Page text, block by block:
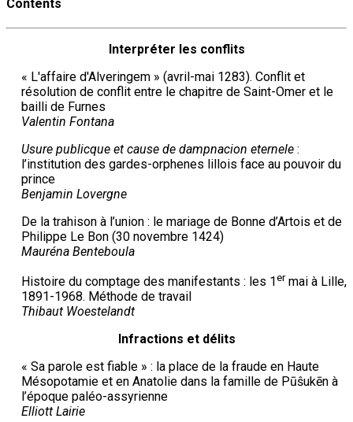
Contents
Interpréter les conflits
« L'affaire d'Alveringem » (avril-mai 1283). Conflit et
résolution de conflit entre le chapitre de Saint-Omer et le
bailli de Furnes
Valentin Fontana
Usure publicque et cause de dampnacion eternele :
l’institution des gardes-orphenes lillois face au pouvoir du
prince
Benjamin Lovergne
De la trahison à l’union : le mariage de Bonne d’Artois et de
Philippe Le Bon (30 novembre 1424)
Mauréna Benteboula
Histoire du comptage des manifestants : les 1 er mai à Lille,
1891-1968. Méthode de travail
Thibaut Woestelandt
Infractions et délits
« Sa parole est fiable » : la place de la fraude en Haute
Mésopotamie et en Anatolie dans la famille de Pūŝukēn à
l’époque paléo-assyrienne
Elliott Lairie